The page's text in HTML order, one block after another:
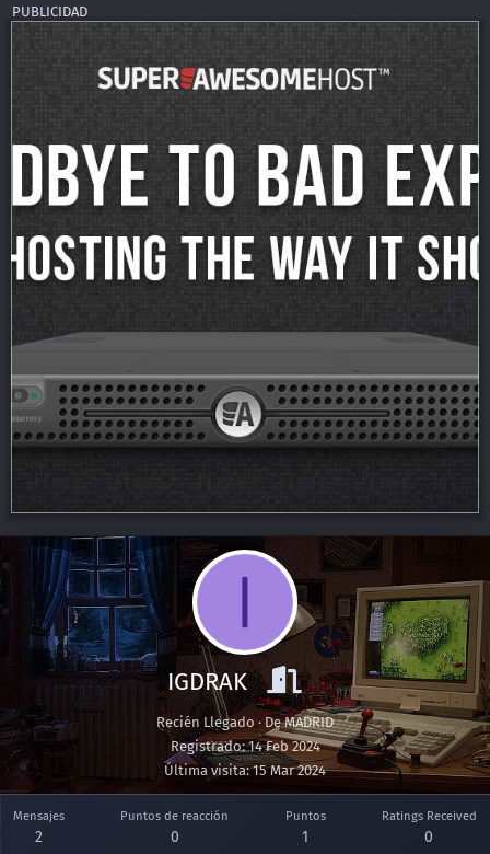
I
IGDRAK
Recién Llegado · DeMADRID
Registrado 14 Feb 2024
Última visita 15 Mar 2024
Mensajes
2
Puntos de reacción
0
Puntos
1
Ratings Received
0